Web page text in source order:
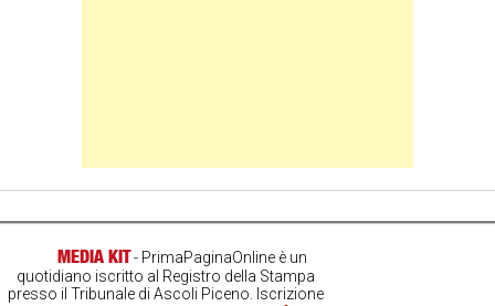
MEDIA KIT- PrimaPaginaOnline è un
quotidiano iscritto al Registro della Stampa
presso il Tribunale di Ascoli Piceno. Iscrizione